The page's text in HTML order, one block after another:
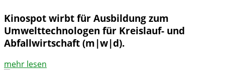
Kinospot wirbt für Ausbildung zum
Umwelttechnologen für Kreislauf- und
Abfallwirtschaft (m|w|d).
mehr lesen